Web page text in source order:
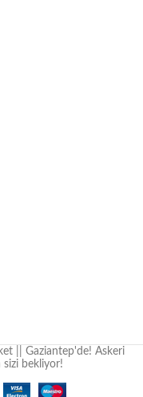
|| Gaziantep'de! Askeri
sizi bekliyor!